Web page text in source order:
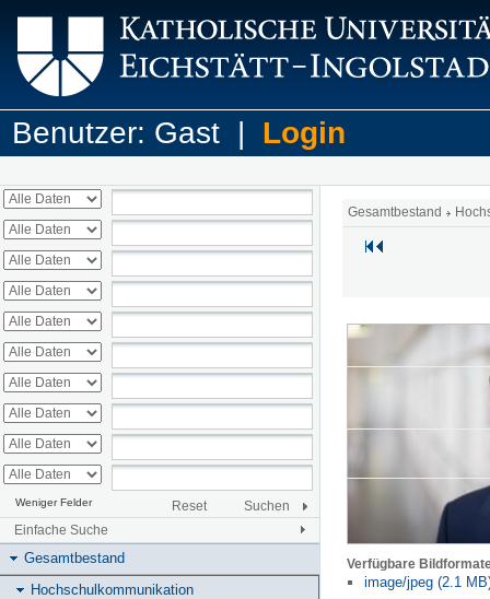
Benutzer: Gast | Login
Weniger Felder Reset
Suchen
Einfache Suche
Gesamtbestand
Hochschulkommunikation
Gesamtbestand
Verfügbare
image/jpeg (2.1